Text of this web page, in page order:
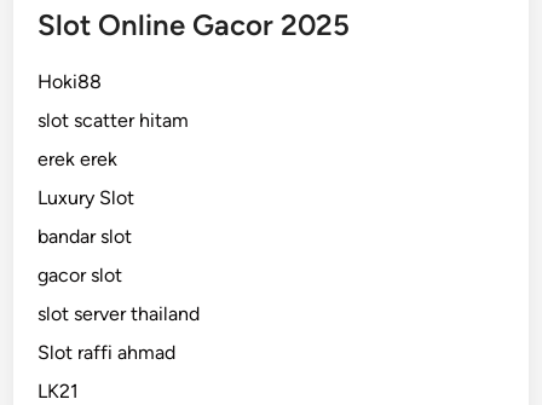
Slot Online Gacor 2025
Hoki88
slot scatter hitam
erek erek
Luxury Slot
bandar slot
gacor slot
slot server thailand
Slot raffi ahmad
LK21